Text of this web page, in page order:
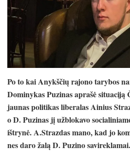
Po to kai Anykščių rajono tarybos
Dominykas Puzinas aprašė situaciją
jaunas politikas liberalas Ainius
o D. Puzinas jį užblokavo
ištrynė. A.Strazdas mano, kad jo
nes daro žalą D. Puzino